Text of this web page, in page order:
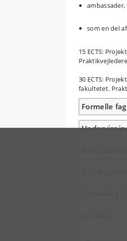
som en del
15 ECTS:
30 ECTS:
fakultetet.
Formelle